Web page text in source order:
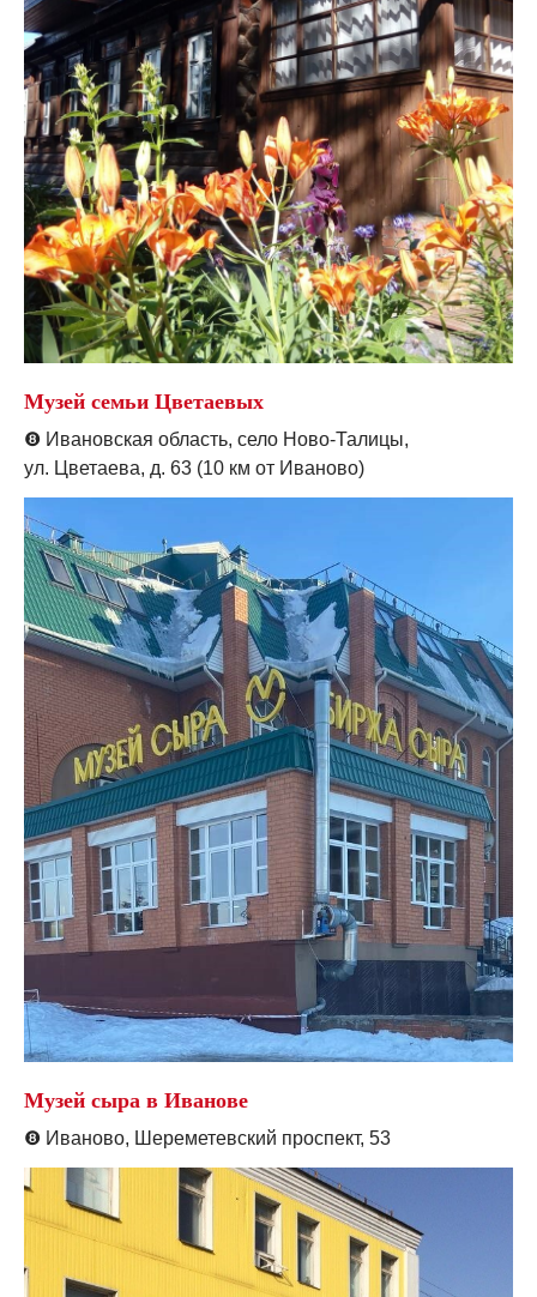
Музей семьи Цветаевых
❽ Ивановская область, село Ново-Талицы,
ул. Цветаева, д. 63 (10 км от Иваново)
Музей сыра в Иванове
❽ Иваново, Шереметевский проспект, 53